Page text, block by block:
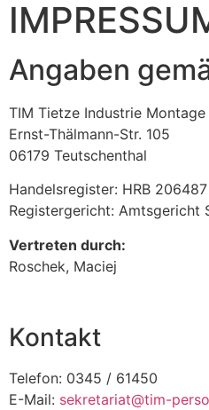
Angaben
TIM Tietze Industrie Montage
Ernst-Thälmann-Str. 105
06179 Teutschenthal
Handelsregister: HRB 206487
Registergericht: Amtsgericht
Vertreten durch:
Roschek, Maciej
Kontakt
Telefon: 0345 / 61450
E-Mail: sekretariat@tim-